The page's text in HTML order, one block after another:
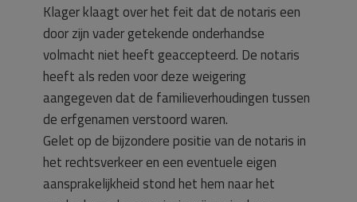
Klager klaagt over het feit dat de notaris een
door zijn vader getekende onderhandse
volmacht niet heeft geaccepteerd. De notaris
heeft als reden voor deze weigering
aangegeven dat de familieverhoudingen tussen
de erfgenamen verstoord waren.
Gelet op de bijzondere positie van de notaris in
het rechtsverkeer en een eventuele eigen
aansprakelijkheid stond het hem naar het